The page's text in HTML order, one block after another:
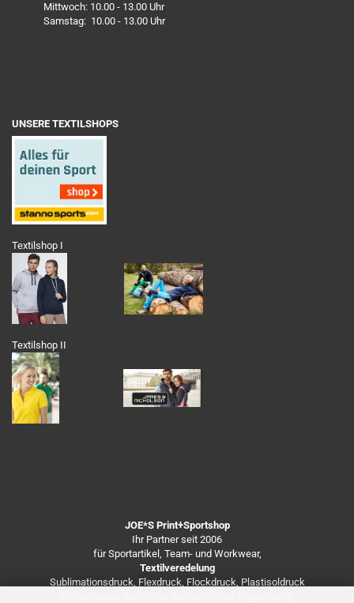
Mittwoch: 10.00 - 13.00 Uhr
Samstag: 10.00 - 13.00 Uhr
UNSERE TEXTILSHOPS
Textilshop I
Textilshop II
JOE*S Print+Sportshop
Ihr Partner seit 2006
für Sportartikel, Team- und Workwear,
Textilveredelung
Sublimationsdruck, Flexdruck, Flockdruck, Plastisoldruck